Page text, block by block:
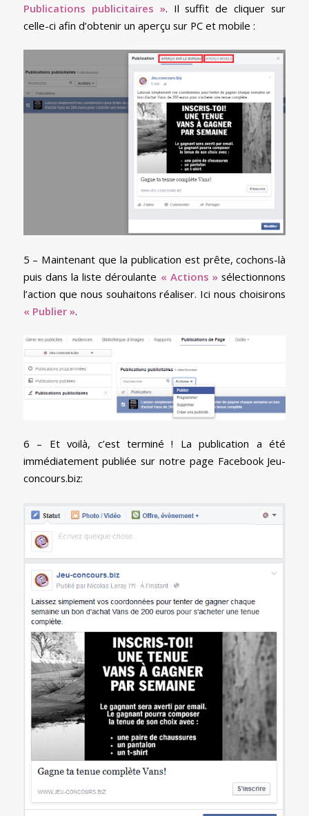
Publications publicitaires ». Il suffit de cliquer sur
celle-ci afin d’obtenir un aperçu sur PC et mobile :
5 – Maintenant que la publication est prête, cochons-là
puis dans la liste déroulante « Actions » sélectionnons
l’action que nous souhaitons réaliser. Ici nous choisirons
« Publier ».
6 – Et voilà, c’est terminé ! La publication a été
immédiatement publiée sur notre page Facebook Jeu-
concours.biz: